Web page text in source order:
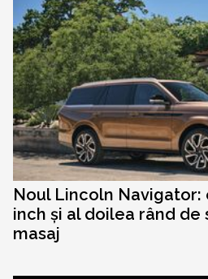
Noul Lincoln Navigator:
inch și al doilea rând de
masaj